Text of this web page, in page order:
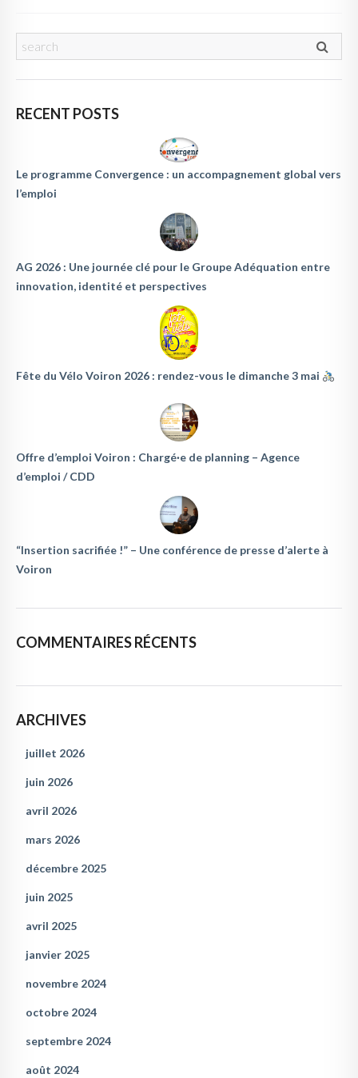
RECENT POSTS
Le programme Convergence : un accompagnement global vers
l’emploi
AG 2026 : Une journée clé pour le Groupe Adéquation entre
innovation, identité et perspectives
Fête du Vélo Voiron 2026 : rendez-vous le dimanche 3 mai
Offre d’emploi Voiron : Chargé·e de planning – Agence
d’emploi / CDD
“Insertion sacrifiée !” – Une conférence de presse d’alerte à
Voiron
COMMENTAIRES RÉCENTS
ARCHIVES
juillet 2026
juin 2026
avril 2026
mars 2026
décembre 2025
juin 2025
avril 2025
janvier 2025
novembre 2024
octobre 2024
septembre 2024
août 2024